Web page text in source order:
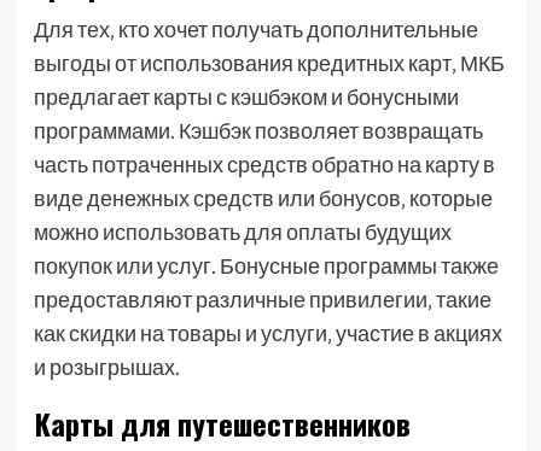
Для тех‚ кто хочет получать дополнительные
выгоды от использования кредитных карт‚ МКБ
предлагает карты с кэшбэком и бонусными
программами. Кэшбэк позволяет возвращать
часть потраченных средств обратно на карту в
виде денежных средств или бонусов‚ которые
можно использовать для оплаты будущих
покупок или услуг. Бонусные программы также
предоставляют различные привилегии‚ такие
как скидки на товары и услуги‚ участие в акциях
и розыгрышах.
Карты для путешественников